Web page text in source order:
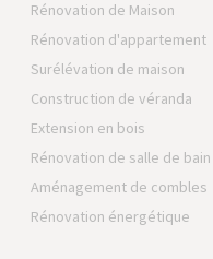
Rénovation de Maison
Rénovation d'appartement
Surélévation de maison
Construction de véranda
Extension en bois
Rénovation de salle de bain
Aménagement de combles
Rénovation énergétique